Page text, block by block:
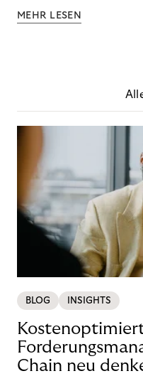
MEHR LESEN
BLOG INSIGHTS
Chain neu